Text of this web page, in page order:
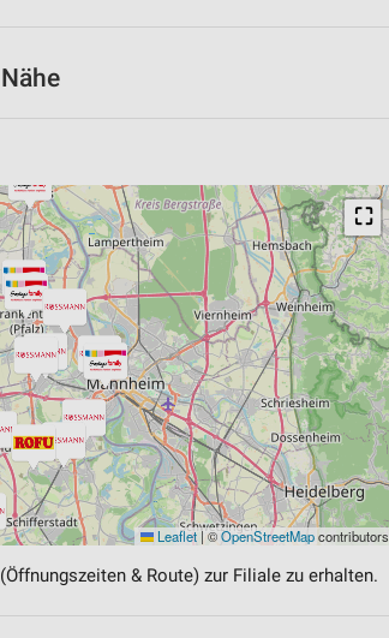
⛶
Leaflet|©OpenStreetMapcontributors
& Route) zur Filiale zu erhalten.